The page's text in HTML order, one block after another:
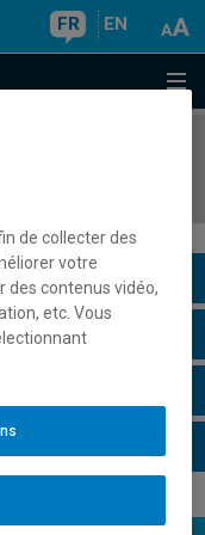
FR EN
de collecter des
votre
des contenus vidéo,
etc. Vous